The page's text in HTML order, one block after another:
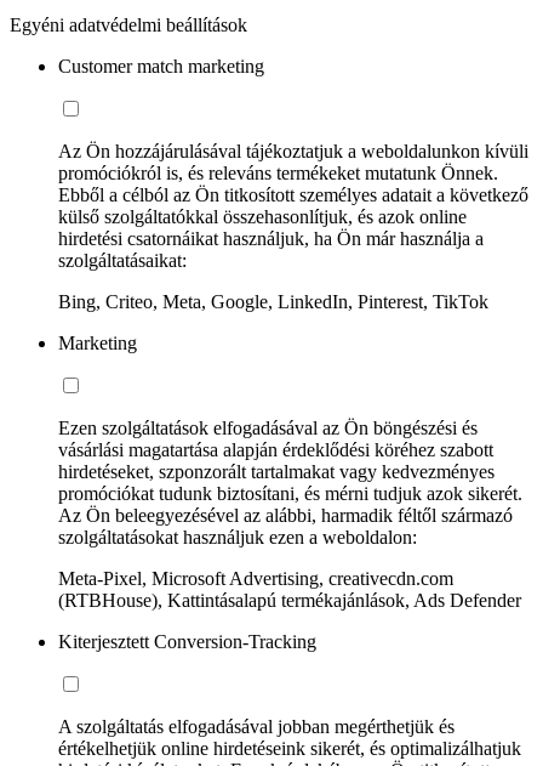
Egyéni adatvédelmi beállítások
Customer match marketing
Az Ön hozzájárulásával tájékoztatjuk a weboldalunkon kívüli
promóciókról is, és releváns termékeket mutatunk Önnek.
Ebből a célból az Ön titkosított személyes adatait a következő
külső szolgáltatókkal összehasonlítjuk, és azok online
hirdetési csatornáikat használjuk, ha Ön már használja a
szolgáltatásaikat:
Bing, Criteo, Meta, Google, LinkedIn, Pinterest, TikTok
Marketing
Ezen szolgáltatások elfogadásával az Ön böngészési és
vásárlási magatartása alapján érdeklődési köréhez szabott
hirdetéseket, szponzorált tartalmakat vagy kedvezményes
promóciókat tudunk biztosítani, és mérni tudjuk azok sikerét.
Az Ön beleegyezésével az alábbi, harmadik féltől származó
szolgáltatásokat használjuk ezen a weboldalon:
Meta-Pixel, Microsoft Advertising, creativecdn.com
(RTBHouse), Kattintásalapú termékajánlások, Ads Defender
Kiterjesztett Conversion-Tracking
A szolgáltatás elfogadásával jobban megérthetjük és
értékelhetjük online hirdetéseink sikerét, és optimalizálhatjuk